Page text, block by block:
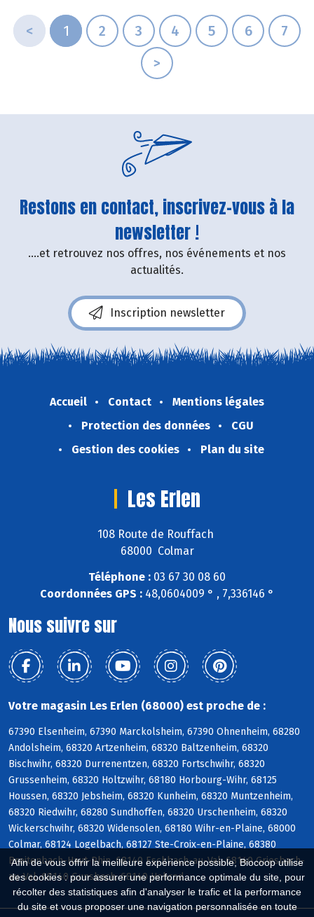
Afin de vous offrir la meilleure expérience possible, Biocoop utilise
des cookies : pour assurer une performance optimale du site, pour
récolter des statistiques afin d'analyser le trafic et la performance
du site et vous proposer une navigation personnalisée en toute
< 1 2 3 4 5 6
7
>
Restons en contact, inscrivez-vous à la
newsletter !
....et retrouvez nos offres, nos événements et nos
actualités.
Inscription newsletter
Accueil Contact
Mentions légales
Protection des données
CGU
Gestion des cookies
Plan du site
Les Erlen
108 Route de Rouffach
68000 Colmar
Téléphone : 03 67 30 08 60
Coordonnées GPS : 48,0604009 ° , 7,336146 °
Nous suivre sur
Votre magasin Les Erlen (68000) est proche de :
67390 Elsenheim, 67390 Marckolsheim, 67390 Ohnenheim, 68280
Andolsheim, 68320 Artzenheim, 68320 Baltzenheim, 68320
Bischwihr, 68320 Durrenentzen, 68320 Fortschwihr, 68320
Grussenheim, 68320 Holtzwihr, 68180 Horbourg-Wihr, 68125
Houssen, 68320 Jebsheim, 68320 Kunheim, 68320 Muntzenheim,
68320 Riedwihr, 68280 Sundhoffen, 68320 Urschenheim, 68320
Wickerschwihr, 68320 Widensolen, 68180 Wihr-en-Plaine, 68000
Colmar, 68124 Logelbach, 68127 Ste-Croix-en-Plaine, 68380
Breitenbach-Haut-Rhin, 68140 Eschbach-au-Val, 68140 Griesbach-
au-Val, 68140 Gunsbach, 68140 Hohrod